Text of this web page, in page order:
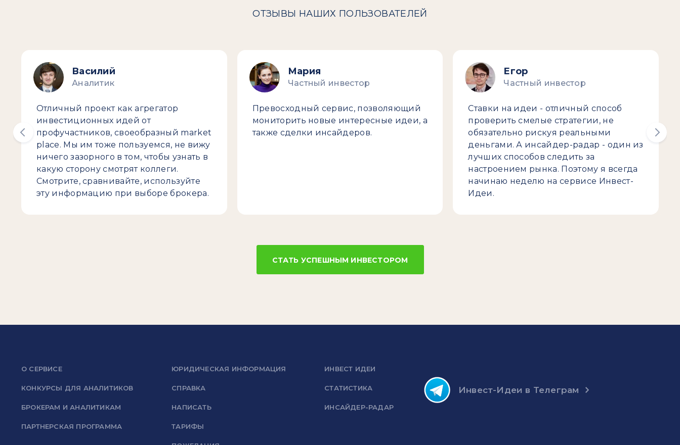
ОТЗЫВЫ НАШИХ ПОЛЬЗОВАТЕЛЕЙ
Василий
Аналитик
Отличный проект как агрегатор
инвестиционных идей от
профучастников, своеобразный market
place. Мы им тоже пользуемся, не вижу
ничего зазорного в том, чтобы узнать в
какую сторону смотрят коллеги.
Смотрите, сравнивайте, используйте
эту информацию при выборе брокера.
Мария
Частный инвестор
Превосходный сервис, позволяющий
мониторить новые интересные идеи, а
также сделки инсайдеров.
Егор
Частный инвестор
Ставки на идеи - отличный способ
проверить смелые стратегии, не
обязательно рискуя реальными
деньгами. А инсайдер-радар - один из
лучших способов следить за
настроением рынка. Поэтому я всегда
начинаю неделю на сервисе Инвест-
Идеи.
СТАТЬ УСПЕШНЫМ ИНВЕСТОРОМ
Инвест-Идеи в Телеграм
О СЕРВИСЕ
КОНКУРСЫ ДЛЯ АНАЛИТИКОВ
БРОКЕРАМ И АНАЛИТИКАМ
ПАРТНЕРСКАЯ ПРОГРАММА
ЮРИДИЧЕСКАЯ ИНФОРМАЦИЯ
СПРАВКА
НАПИСАТЬ
ТАРИФЫ
ИНВЕСТ ИДЕИ
СТАТИСТИКА
ИНСАЙДЕР-РАДАР